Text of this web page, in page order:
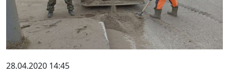
28.04.2020 14:45